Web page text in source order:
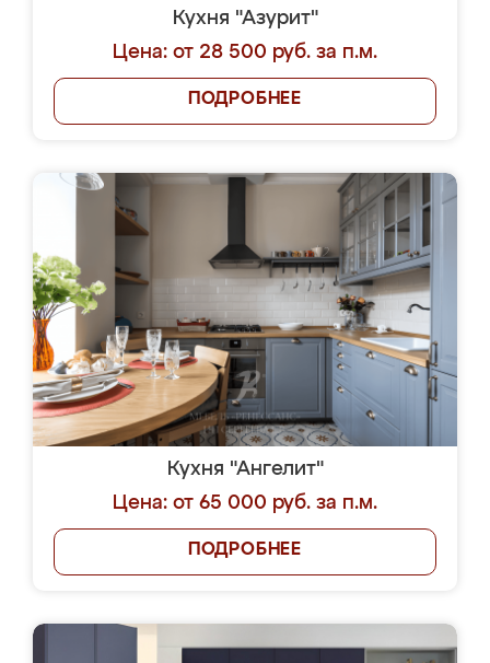
Кухня "Азурит"
Цена: от 28 500 руб. за п.м.
ПОДРОБНЕЕ
Кухня "Ангелит"
Цена: от 65 000 руб. за п.м.
ПОДРОБНЕЕ